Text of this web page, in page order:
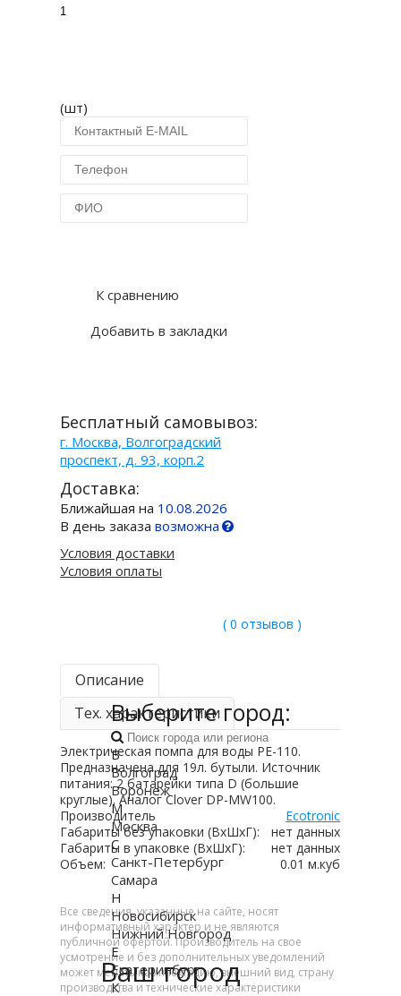
(шт)
К сравнению
Добавить в закладки
Бесплатный самовывоз:
г. Москва, Волгоградский
проспект, д. 93, корп.2
Доставка:
Ближайшая на 10.08.2026
В день заказавозможна
Условия доставки
Условия оплаты
( 0 отзывов )
Описание
Тех. характеристики
Электрическая помпа для воды PE-110.
Предназначена для 19л. бутыли. Источник
питания: 2 батарейки типа D (большие
круглые). Аналог Clover DP-MW100.
Производитель
Ecotronic
Габариты без упаковки (ВxШxГ):
нет данных
Габариты в упаковке (ВxШxГ):
нет данных
Объем:
0.01 м.куб
Все сведения, указанные на сайте, носят
информативный характер и не являются
публичной офертой. Производитель на свое
усмотрение и без дополнительных уведомлений
может менять комплектацию, внешний вид, страну
производства и технические характеристики
Ваш город
Выберите город:
В
Волгоград
Воронеж
М
Москва
С
Санкт-Петербург
Самара
Н
Новосибирск
Нижний Новгород
Е
Екатеринбург
К